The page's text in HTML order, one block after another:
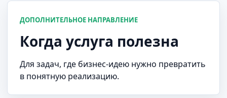
ДОПОЛНИТЕЛЬНОЕ НАПРАВЛЕНИЕ
Когда услуга полезна
Для задач, где бизнес-идею нужно превратить
в понятную реализацию.